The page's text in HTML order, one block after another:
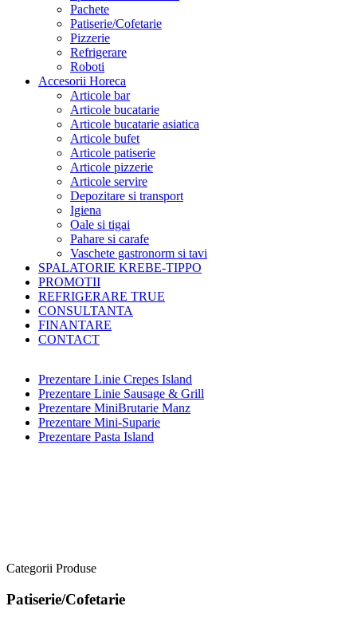
Pachete
Patiserie/Cofetarie
Pizzerie
Refrigerare
Roboti
Accesorii Horeca
Articole bar
Articole bucatarie
Articole bucatarie asiatica
Articole bufet
Articole patiserie
Articole pizzerie
Articole servire
Depozitare si transport
Igiena
Oale si tigai
Pahare si carafe
Vaschete gastronorm si tavi
SPALATORIE KREBE-TIPPO
PROMOTII
REFRIGERARE TRUE
CONSULTANTA
FINANTARE
CONTACT
Prezentare Linie Crepes Island
Prezentare Linie Sausage & Grill
Prezentare MiniBrutarie Manz
Prezentare Mini-Suparie
Prezentare Pasta Island
Categorii Produse
Patiserie/Cofetarie